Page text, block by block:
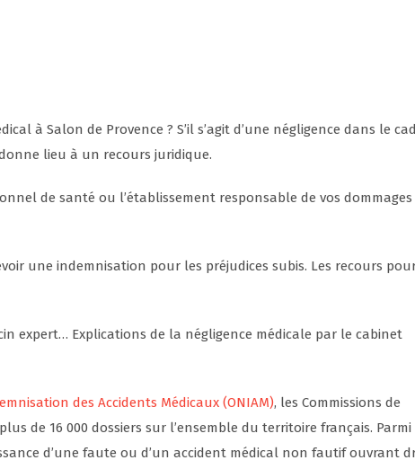
à Salon de Provence ? S’il s’agit d’une négligence dans le
lieu à un recours juridique.
de santé ou l’établissement responsable de vos dommages
une indemnisation pour les préjudices subis. Les recours
expert… Explications de la négligence médicale par le cabinet
des Accidents Médicaux (ONIAM), les Commissions de
de 16 000 dossiers sur l’ensemble du territoire français. Parmi
d’une faute ou d’un accident médical non fautif ouvrant